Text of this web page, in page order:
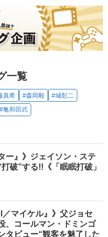
一覧
真希 #森岡毅
#城彰二
#亀和田武
ー』》ジェイソン・ステ
破”する!!《「眠眠打破」
／マイケル』》父ジョセ
、コールマン・ドミンゴ
タビュー“観客を魅了した